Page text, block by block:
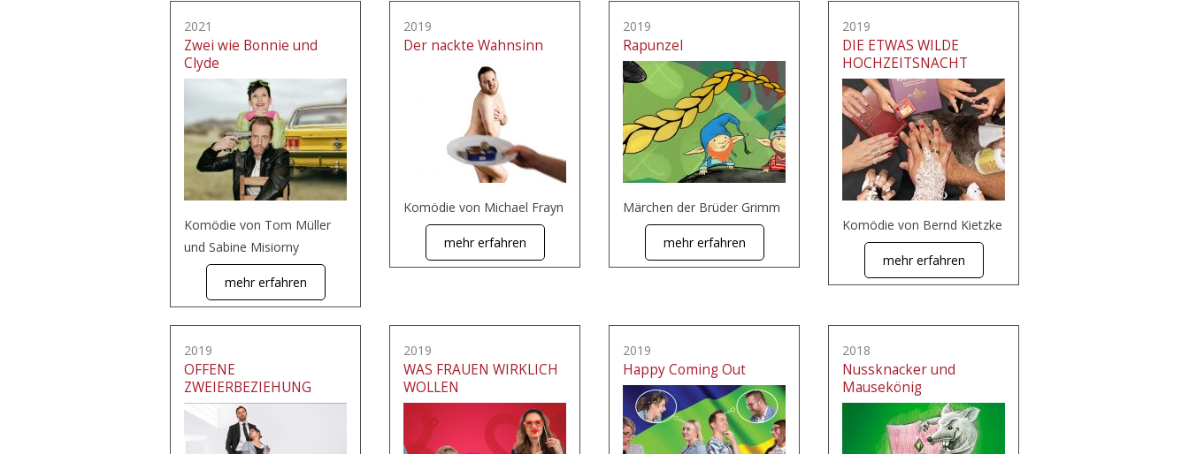
2021
Zwei wie Bonnie und
Clyde
Komödie von Tom Müller
und Sabine Misiorny
mehr erfahren
2019
Der nackte Wahnsinn
Komödie von Michael Frayn
mehr erfahren
2019
Rapunzel
Märchen der Brüder Grimm
mehr erfahren
2019
DIE ETWAS WILDE
HOCHZEITSNACHT
Komödie von Bernd Kietzke
mehr erfahren
2019
OFFENE
ZWEIERBEZIEHUNG
2019
WAS FRAUEN WIRKLICH
WOLLEN
2019
Happy Coming Out
2018
Nussknacker und
Mausekönig